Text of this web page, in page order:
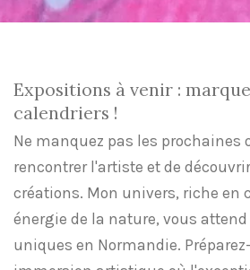
Expositions à venir :
calendriers !
Ne manquez pas les prochaines
rencontrer l'artiste et de
créations. Mon univers, riche en
énergie de la nature, vous
uniques en Normandie.